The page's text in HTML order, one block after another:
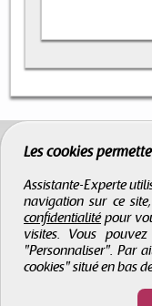
Les cookies
Assistante-Experte
navigation sur ce
confidentialitépour
visites. Vous
"Personnaliser". Par
cookies" situé en bas